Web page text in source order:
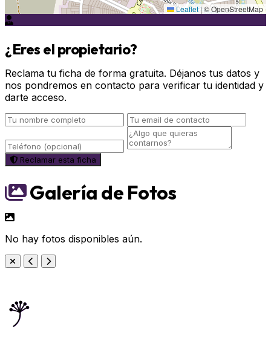
Leaflet| © OpenStreetMap
¿Eres el propietario?
Reclama tu ficha de forma gratuita. Déjanos tus datos y
nos pondremos en contacto para verificar tu identidad y
darte acceso.
Reclamar esta ficha
Galería de Fotos
No hay fotos disponibles aún.